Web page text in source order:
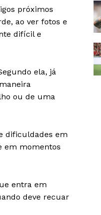
próximos
ao ver fotos e
difícil e
ela, já
ou de uma
dificuldades em
em momentos
entra em
deve recuar